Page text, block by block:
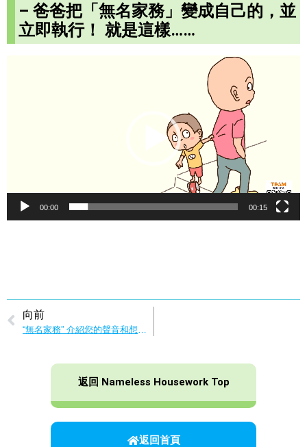
– 爸爸把「無名家務」變成自己的，並
立即執行！ 就是這樣……
00:00 00:15
向前
返回 Nameless Housework Top
返回首頁